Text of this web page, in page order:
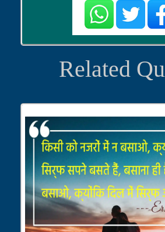
Related